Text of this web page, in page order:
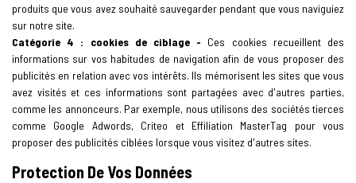
produits que vous avez souhaité sauvegarder pendant que vous naviguiez
sur notre site.
Catégorie 4 : cookies de ciblage - Ces cookies recueillent des
informations sur vos habitudes de navigation afin de vous proposer des
publicités en relation avec vos intérêts. Ils mémorisent les sites que vous
avez visités et ces informations sont partagées avec d'autres parties,
comme les annonceurs. Par exemple, nous utilisons des sociétés tierces
comme Google Adwords, Criteo et Effiliation MasterTag pour vous
proposer des publicités ciblées lorsque vous visitez d'autres sites.
Protection De Vos Données